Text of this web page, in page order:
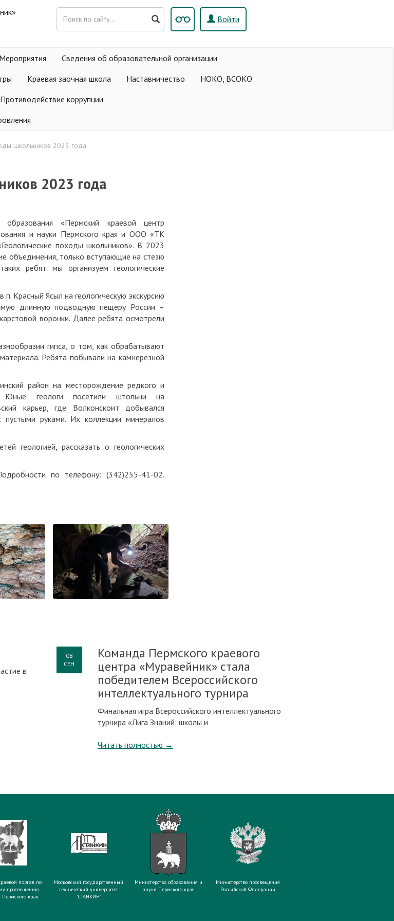
Войти
Мероприятия
Сведения об образовательной организации
Краевая заочная школа Наставничество
НОКО, ВСОКО
Противодействие коррупции
школьников 2023 года
2023 года
образования «Пермский краевой центр
и науки Пермского края и ООО «ТК
походы школьников». В 2023
объединения, только вступающие на стезю
ребят мы организуем геологические
Красный Ясыл на геологическую экскурсию
длинную подводную пещеру России –
воронки. Далее ребята осмотрели
гипса, о том, как обрабатывают
Ребята побывали на камнерезной
район на месторождение редкого и
Юные геологи посетили штольни на
карьер, где Волконскоит добывался
руками. Их коллекции минералов
геологией, рассказать о геологических
по телефону: (342)255-41-02.
в
08
СЕН
Команда Пермского краевого
центра «Муравейник» стала
победителем Всероссийского
интеллектуального турнира
Финальная игра Всероссийского интеллектуального
турнира «Лига Знаний: школы и
Читать полностью →
портал по
просвещению
края
Московский государственный
технический университет
"СТАНКИН"
Министерство образования и
науки Пермского края
Министерство просвещения
Российской Федерации